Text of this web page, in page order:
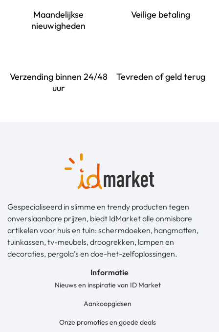
Maandelijkse
nieuwigheden
Veilige betaling
Verzending binnen 24/48
uur
Tevreden of geld terug
Gespecialiseerd in slimme en trendy producten tegen
onverslaanbare prijzen, biedt IdMarket alle onmisbare
artikelen voor huis en tuin: schermdoeken, hangmatten,
tuinkassen, tv-meubels, droogrekken, lampen en
decoraties, pergola’s en doe-het-zelfoplossingen.
Informatie
Nieuws en inspiratie van ID Market
Aankoopgidsen
Onze promoties en goede deals